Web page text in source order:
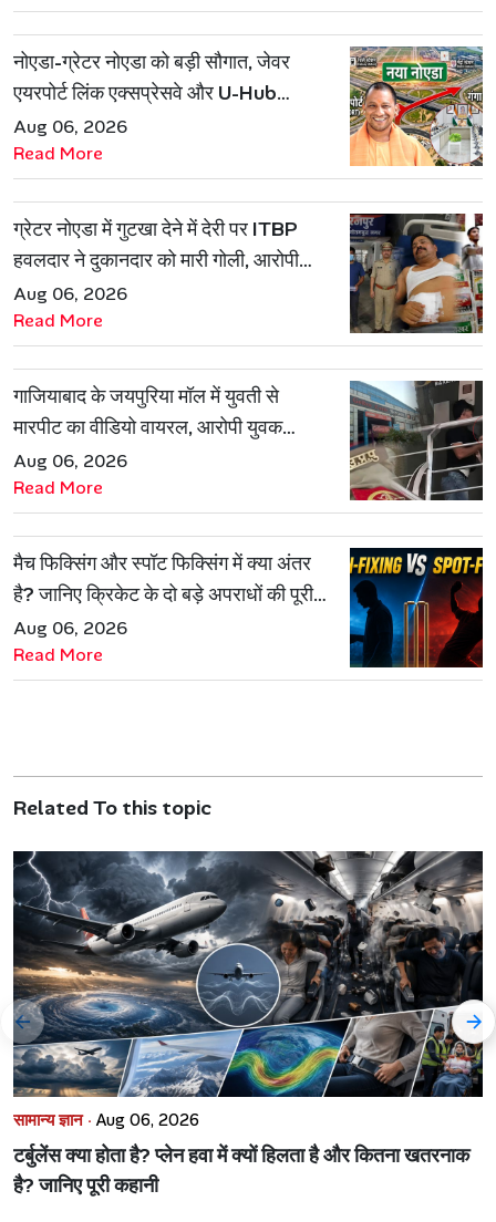
नोएडा-ग्रेटर नोएडा को बड़ी सौगात, जेवर
एयरपोर्ट लिंक एक्सप्रेसवे और U-Hub
प्रोजेक्ट को मिली मंजूरी
Aug 06, 2026
Read More
ग्रेटर नोएडा में गुटखा देने में देरी पर ITBP
हवलदार ने दुकानदार को मारी गोली, आरोपी
गिरफ्तार
Aug 06, 2026
Read More
गाजियाबाद के जयपुरिया मॉल में युवती से
मारपीट का वीडियो वायरल, आरोपी युवक
हिरासत में
Aug 06, 2026
Read More
मैच फिक्सिंग और स्पॉट फिक्सिंग में क्या अंतर
है? जानिए क्रिकेट के दो बड़े अपराधों की पूरी
कहानी
Aug 06, 2026
Read More
Related To this topic
सामान्य ज्ञान · Aug 06, 2026
टर्बुलेंस क्या होता है? प्लेन हवा में क्यों हिलता है और कितना खतरनाक
है? जानिए पूरी कहानी